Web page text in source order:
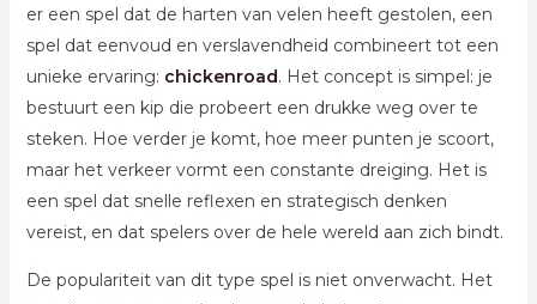
er een spel dat de harten van velen heeft gestolen, een
spel dat eenvoud en verslavendheid combineert tot een
unieke ervaring: chickenroad. Het concept is simpel: je
bestuurt een kip die probeert een drukke weg over te
steken. Hoe verder je komt, hoe meer punten je scoort,
maar het verkeer vormt een constante dreiging. Het is
een spel dat snelle reflexen en strategisch denken
vereist, en dat spelers over de hele wereld aan zich bindt.
De populariteit van dit type spel is niet onverwacht. Het